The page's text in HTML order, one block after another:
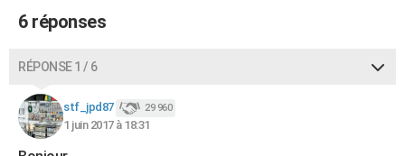
DICTIONNAIRE
S'inscrire
Se connecter
Lycées
Collèges
Primaires
Universités
Entreprises
Service militaire
Avis de recherche
AVIS DE DÉCÈS
6 réponses
RÉPONSE 1 / 6
stf_jpd87 29 960
1 juin 2017 à 18:31